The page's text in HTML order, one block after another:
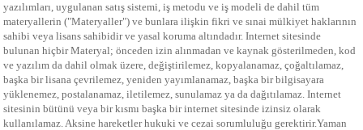
yazılımları, uygulanan satış sistemi, iş metodu ve iş modeli de dahil tüm
materyallerin ("Materyaller") ve bunlara ilişkin fikri ve sınai mülkiyet haklarının
sahibi veya lisans sahibidir ve yasal koruma altındadır. Internet sitesinde
bulunan hiçbir Materyal; önceden izin alınmadan ve kaynak gösterilmeden, kod
ve yazılım da dahil olmak üzere, değiştirilemez, kopyalanamaz, çoğaltılamaz,
başka bir lisana çevrilemez, yeniden yayımlanamaz, başka bir bilgisayara
yüklenemez, postalanamaz, iletilemez, sunulamaz ya da dağıtılamaz. Internet
sitesinin bütünü veya bir kısmı başka bir internet sitesinde izinsiz olarak
kullanılamaz. Aksine hareketler hukuki ve cezai sorumluluğu gerektirir.Yaman